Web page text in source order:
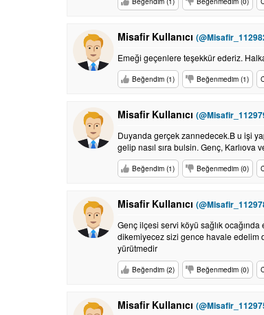
Misafir Kullanıcı
Emeği geçenlere teşekkür ederiz.
Beğendim (1) Beğenmedim (1)
Misafir Kullanıcı
Duyanda gerçek zannedecek.B u işi
gelip nasıl sıra bulsin. Genç,
Beğendim (1) Beğenmedim (0)
Misafir Kullanıcı
Genç ilçesi servi köyü sağlık
dikemiyecez sizi gence havale edelim
yürütmedir
Beğendim (2) Beğenmedim (0)
Misafir Kullanıcı